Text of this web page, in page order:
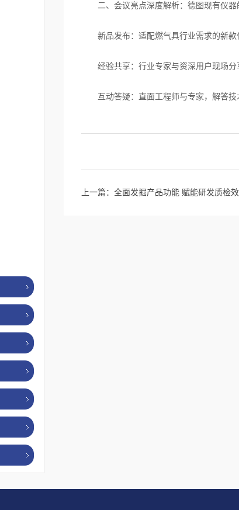
二、会议亮点深度解析：德图现有仪器
新品发布：适配燃气具行业需求的新款
经验共享：行业专家与资深用户现场分
互动答疑：直面工程师与专家，解答技
上一篇： 全面发掘产品功能 赋能研发质检